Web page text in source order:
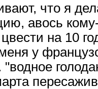
что я
авось
на 10
у
"водное